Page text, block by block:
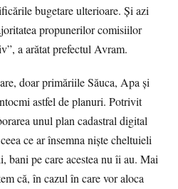
bugetare ulterioare. Şi azi
propunerilor comisiilor
a arătat prefectul Avram.
doar primăriile Săuca, Apa şi
astfel de planuri. Potrivit
unul plan cadastral digital
ce ar însemna nişte cheltuieli
bani pe care acestea nu îi au. Mai
că, în cazul în care vor aloca